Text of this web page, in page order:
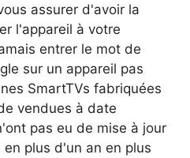
assurer d'avoir la
l'appareil à votre
entrer le mot de
sur un appareil pas
SmartTVs fabriquées
vendues à date
pas eu de mise à jour
plus d'un an en plus